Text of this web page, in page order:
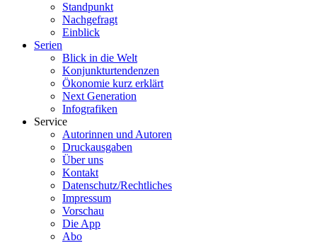
Standpunkt
Nachgefragt
Einblick
Serien
Blick in die Welt
Konjunkturtendenzen
Ökonomie kurz erklärt
Next Generation
Infografiken
Service
Autorinnen und Autoren
Druckausgaben
Über uns
Kontakt
Datenschutz/Rechtliches
Impressum
Vorschau
Die App
Abo